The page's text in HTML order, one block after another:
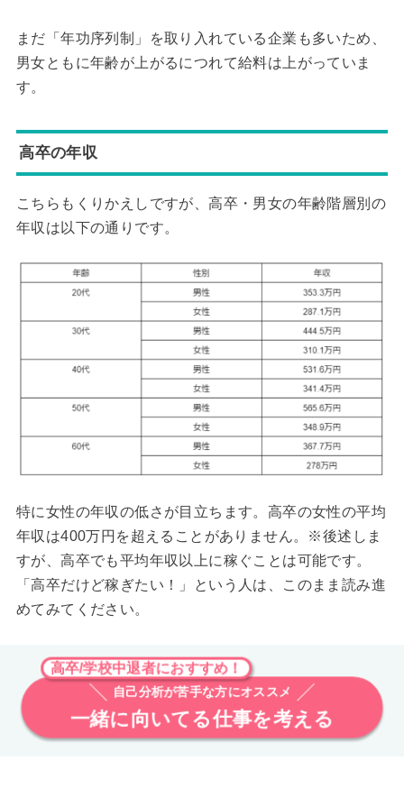
まだ「年功序列制」を取り入れている企業も多いため、
男女ともに年齢が上がるにつれて給料は上がっていま
す。
高卒の年収
こちらもくりかえしですが、高卒・男女の年齢階層別の
年収は以下の通りです。
特に女性の年収の低さが目立ちます。高卒の女性の平均
年収は400万円を超えることがありません。※後述しま
すが、高卒でも平均年収以上に稼ぐことは可能です。
「高卒だけど稼ぎたい！」という人は、このまま読み進
めてみてください。
高卒/学校中退者におすすめ！
自己分析が苦手な方にオススメ
一緒に向いてる仕事を考える